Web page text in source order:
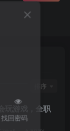
排序
玩游戏，全职
找回密码